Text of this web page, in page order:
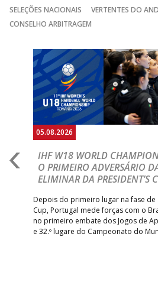
15:00 11 FC PORTO
13 VITÓRIA SC
142 CALE
143
AD ACADEMIA
ANDEBOL SPS
18:30 12
MILANEZA
14
PÓVOA AC /
140 CD FEIRENSE /Movit
SELEÇÕES NACIONAIS
VERTENTES DO
CONSELHO ARBITRAGEM
05.08.2026
IHF W18 WORLD
O PRIMEIRO ADVERSÁRIO
ELIMINAR DA PRESIDENT’S
Depois do primeiro lugar na fase de
Cup, Portugal mede forças com o
no primeiro embate dos Jogos de
e 32.º lugare do Campeonato do
Anterior